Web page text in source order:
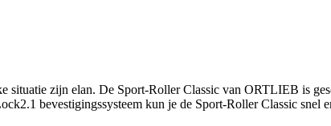
situatie zijn elan. De Sport-Roller Classic van ORTLIEB is
bevestigingssysteem kun je de Sport-Roller Classic snel